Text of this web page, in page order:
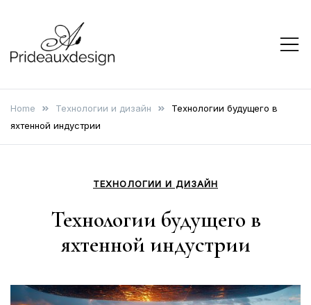
content
prideauxdesign
Home Технологии и дизайн
Технологии будущего в
яхтенной индустрии
ТЕХНОЛОГИИ И ДИЗАЙН
Технологии будущего в
яхтенной индустрии